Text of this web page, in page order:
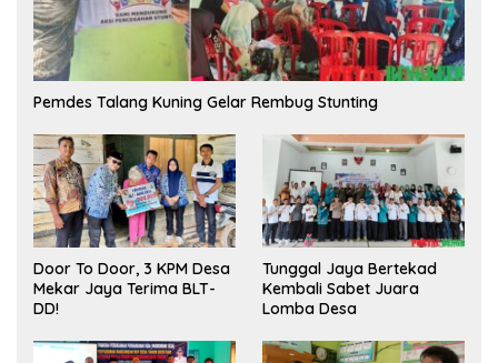
Pemdes Talang Kuning Gelar Rembug Stunting
Door To Door, 3 KPM Desa
Mekar Jaya Terima BLT-
DD!
Tunggal Jaya Bertekad
Kembali Sabet Juara
Lomba Desa